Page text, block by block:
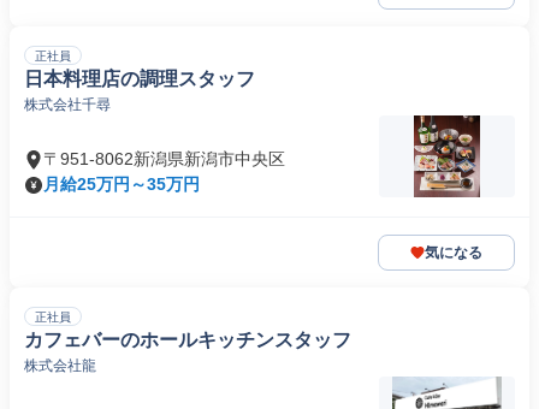
正社員
日本料理店の調理スタッフ
株式会社千尋
〒951-8062新潟県新潟市中央区
月給25万円～35万円
気になる
正社員
カフェバーのホールキッチンスタッフ
株式会社龍